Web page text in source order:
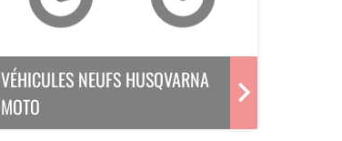
VÉHICULES NEUFS HUSQVARNA
MOTO